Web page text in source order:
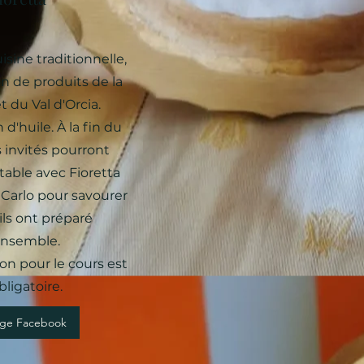
traditionnelle,
de produits de la
du Val d'Orcia.
d'huile. À la fin du
invités pourront
avec Fioretta
pour savourer
ont préparé
pour le cours est
Facebook